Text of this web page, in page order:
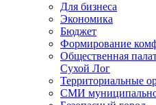
Для бизнеса
Экономика
Бюджет
Формирование
Общественная
Сухой Лог
Территориальные
СМИ